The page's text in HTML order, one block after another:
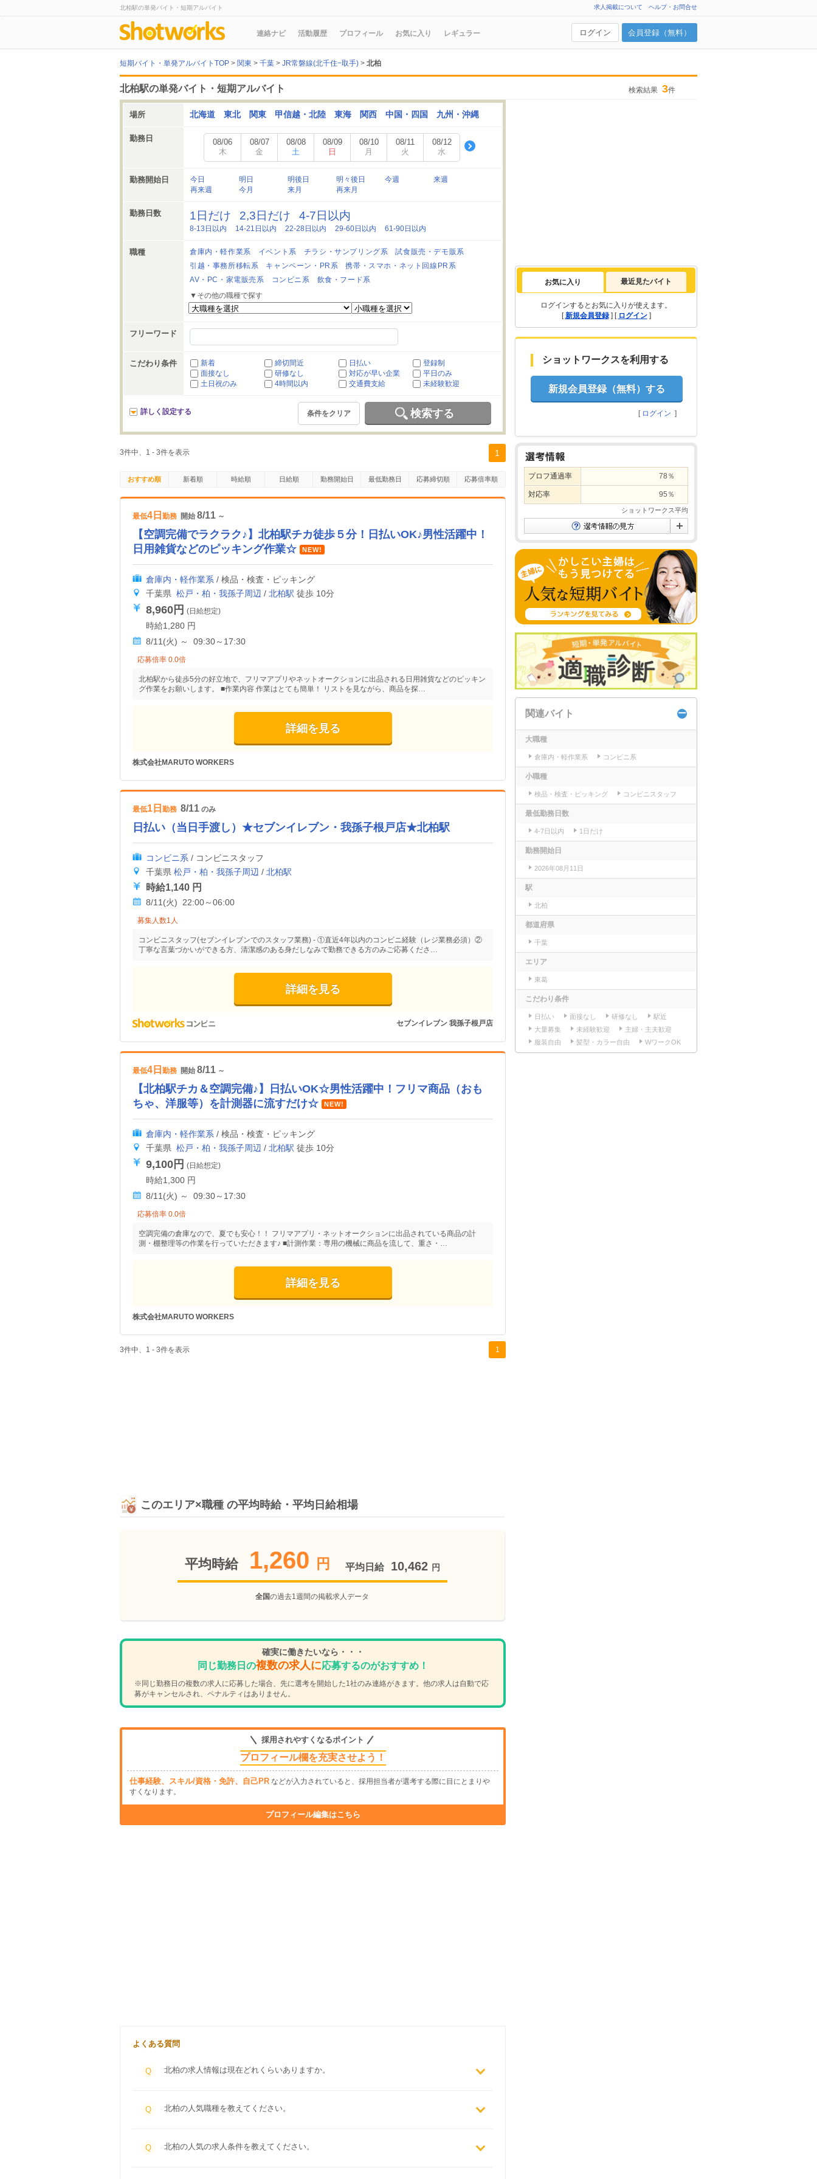
北柏駅の単発バイト・短期アルバイト 求人掲載について ヘルプ・お問合せ
連絡ナビ 活動履歴 プロフィール お気に入り レギュラー ログイン 会員登録（無料）
短期バイト・単発アルバイトTOP > 関東 > 千葉 > JR常磐線(北千住−取手) > 北柏
北柏駅の単発バイト・短期アルバイト 検索結果 3件
場所 北海道 東北 関東 甲信越・北陸 東海 関西 中国・四国 九州・沖縄
勤務日
08/06
木
08/07
金
08/08
土
08/09
日
08/10
月
08/11
火
08/12
水
勤務開始日 今日 明日 明後日 明々後日 今週
来週
再来週
今月 来月 再来月
勤務日数 1日だけ 2,3日だけ 4-7日以内
8-13日以内 14-21日以内 22-28日以内 29-60日以内 61-90日以内
職種 倉庫内・軽作業系 イベント系 チラシ・サンプリング系
試食販売・デモ販系
引越・事務所移転系
キャンペーン・PR系
携帯・スマホ・ネット回線PR系
AV・PC・家電販売系
コンビニ系
飲食・フード系
▼その他の職種で探す
フリーワード
こだわり条件 新着 締切間近 日払い
登録制
面接なし
研修なし 対応が早い企業
平日のみ
土日祝のみ
4時間以内 交通費支給 未経験歓迎
詳しく設定する 条件をクリア 検索する
3件中、1 - 3件を表示 1
おすすめ順 新着順 時給順 日給順 勤務開始日 最低勤務日 応募締切順 応募倍率順
最低4日 勤務 開始 8/11 ～
【空調完備でラクラク♪】北柏駅チカ徒歩５分！日払いOK♪男性活躍中！
日用雑貨などのピッキング作業☆
NEW!
倉庫内・軽作業系 / 検品・検査・ピッキング
千葉県 松戸・柏・我孫子周辺 / 北柏駅 徒歩 10分
8,960円 (日給想定)
時給1,280 円
8/11(火) ～ 09:30～17:30
応募倍率 0.0倍
北柏駅から徒歩5分の好立地で、フリマアプリやネットオークションに出品される日用雑貨などのピッキン
グ作業をお願いします。 ■作業内容 作業はとても簡単！ リストを見ながら、商品を探…
詳細を見る
株式会社MARUTO WORKERS
最低1日 勤務 8/11 のみ
日払い（当日手渡し）★セブンイレブン・我孫子根戸店★北柏駅
コンビニ系 / コンビニスタッフ
千葉県 松戸・柏・我孫子周辺 / 北柏駅
時給1,140 円
8/11(火) 22:00～06:00
募集人数1人
コンビニスタッフ(セブンイレブンでのスタッフ業務) - ①直近4年以内のコンビニ経験（レジ業務必須）②
丁寧な言葉づかいができる方、清潔感のある身だしなみで勤務できる方のみご応募くださ…
詳細を見る
セブンイレブン 我孫子根戸店
最低4日 勤務 開始 8/11 ～
【北柏駅チカ＆空調完備♪】日払いOK☆男性活躍中！フリマ商品（おも
ちゃ、洋服等）を計測器に流すだけ☆
NEW!
倉庫内・軽作業系 / 検品・検査・ピッキング
千葉県 松戸・柏・我孫子周辺 / 北柏駅 徒歩 10分
9,100円 (日給想定)
時給1,300 円
8/11(火) ～ 09:30～17:30
応募倍率 0.0倍
空調完備の倉庫なので、夏でも安心！！ フリマアプリ・ネットオークションに出品されている商品の計
測・棚整理等の作業を行っていただきます♪ ■計測作業：専用の機械に商品を流して、重さ・…
詳細を見る
株式会社MARUTO WORKERS
3件中、1 - 3件を表示 1
このエリア×職種 の平均時給・平均日給相場
平均時給 1,260 円 平均日給 10,462 円
全国の過去1週間の掲載求人データ
確実に働きたいなら・・・
同じ勤務日の複数の求人に応募するのがおすすめ！
※同じ勤務日の複数の求人に応募した場合、先に選考を開始した1社のみ連絡がきます。他の求人は自動で応
募がキャンセルされ、ペナルティはありません。
採用されやすくなるポイント
プロフィール欄を充実させよう！
仕事経験、スキル/資格・免許、自己PR などが入力されていると、採用担当者が選考する際に目にとまりや
すくなります。
プロフィール編集はこちら
よくある質問
Q 北柏の求人情報は現在どれくらいありますか。
Q 北柏の人気職種を教えてください。
Q 北柏の人気の求人条件を教えてください。
お気に入り 最近見たバイト
ログインするとお気に入りが使えます。
[新規会員登録] [ ログイン]
ショットワークスを利用する
新規会員登録（無料）する
[ ログイン ]
プロフ通過率 78％
対応率 95％
ショットワークス平均
関連バイト
大職種
倉庫内・軽作業系 コンビニ系
小職種
検品・検査・ピッキング コンビニスタッフ
最低勤務日数
4-7日以内 1日だけ
勤務開始日
2026年08月11日
駅
北柏
都道府県
千葉
エリア
東葛
こだわり条件
日払い 面接なし 研修なし
駅近
大量募集
未経験歓迎
主婦・主夫歓迎
服装自由
髪型・カラー自由 WワークOK